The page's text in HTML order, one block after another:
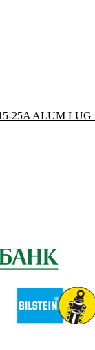
25A ALUM LUG _